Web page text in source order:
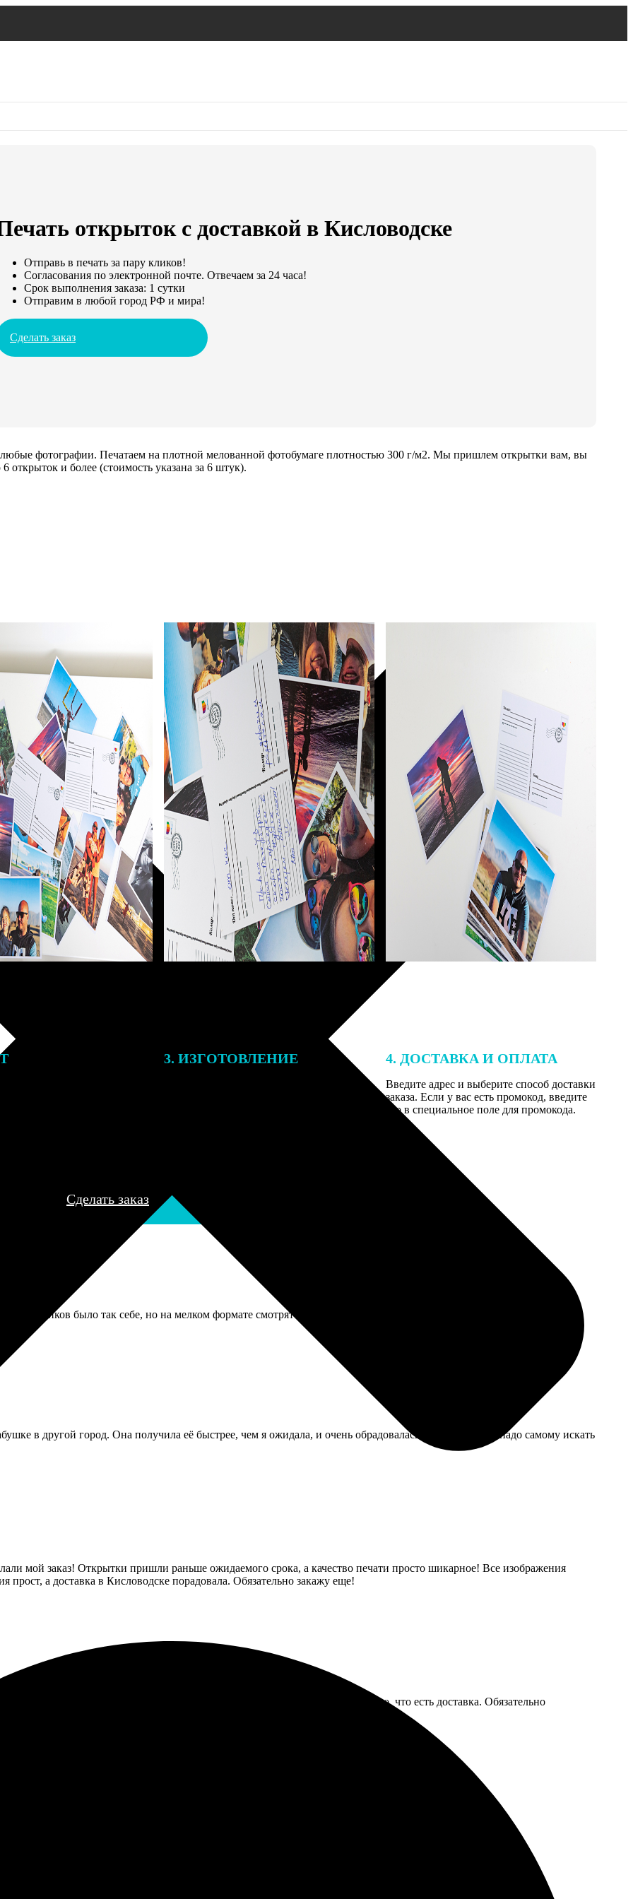
открыток с доставкой в Кисловодске
Отправь в печать за пару кликов!
Согласования по электронной почте. Отвечаем за 24 часа!
Срок выполнения заказа: 1 сутки
Отправим в любой город РФ и мира!
Сделать заказ
фотографии. Печатаем на плотной мелованной фотобумаге плотностью 300 г/м2. Мы пришлем открытки вам, вы
открыток и более (стоимость указана за 6 штук).
заказа к печати
могут связаться с Вами
телефону или email для
3. ИЗГОТОВЛЕНИЕ 4. ДОСТАВКА И ОПЛАТА
Введите адрес и выберите способ доставки
заказа. Если у вас есть промокод, введите
его в специальное поле для промокода.
Сделать заказ
было так себе, но на мелком формате смотрятся нормально, для альбома сойдёт.
в другой город. Она получила её быстрее, чем я ожидала, и очень обрадовалась. Удобно, что не надо самому искать
мой заказ! Открытки пришли раньше ожидаемого срока, а качество печати просто шикарное! Все изображения
прост, а доставка в Кисловодске порадовала. Обязательно закажу еще!
Открытки пришли вовремя и качеством осталась довольна. Очень удобно, что есть доставка. Обязательно
качество отличное. Процесс оформления простой и интуитивный. Буду заказывать еще!